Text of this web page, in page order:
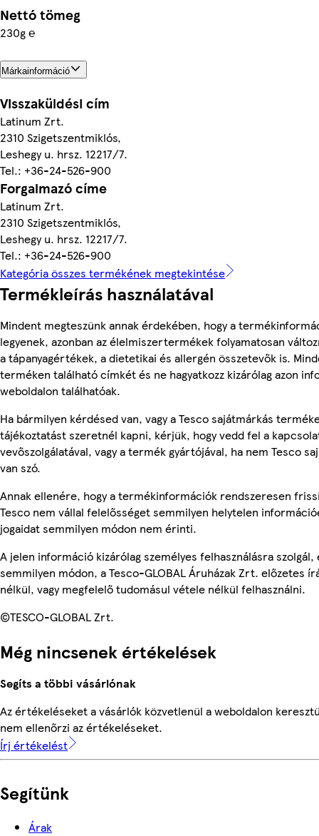
Nettó tömeg
230g ℮
Márkainformáció
Visszaküldési cím
Latinum Zrt.
2310 Szigetszentmiklós,
Leshegy u. hrsz. 12217/7.
Tel.: +36-24-526-900
Forgalmazó címe
Latinum Zrt.
2310 Szigetszentmiklós,
Leshegy u. hrsz. 12217/7.
Tel.: +36-24-526-900
Kategória összes termékének megtekintése
Termékleírás használatával
Mindent megteszünk annak érdekében, hogy a
legyenek, azonban az élelmiszertermékek folyamatosan
a tápanyagértékek, a dietetikai és allergén összetevők is.
terméken található címkét és ne hagyatkozz kizárólag azon
weboldalon találhatóak.
Ha bármilyen kérdésed van, vagy a Tesco sajátmárkás
tájékoztatást szeretnél kapni, kérjük, hogy vedd fel a
vevőszolgálatával, vagy a termék gyártójával, ha nem Tesco
van szó.
Annak ellenére, hogy a termékinformációk rendszeresen
Tesco nem vállal felelősséget semmilyen helytelen
jogaidat semmilyen módon nem érinti.
A jelen információ kizárólag személyes felhasználásra
semmilyen módon, a Tesco-GLOBAL Áruházak Zrt. előzetes
nélkül, vagy megfelelő tudomásul vétele nélkül felhasználni.
©TESCO-GLOBAL Zrt.
Még nincsenek értékelések
Segíts a többi vásárlónak
Az értékeléseket a vásárlók közvetlenül a weboldalon
nem ellenőrzi az értékeléseket.
Írj értékelést
Segítünk
Árak